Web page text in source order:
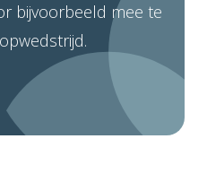
bijvoorbeeld mee te